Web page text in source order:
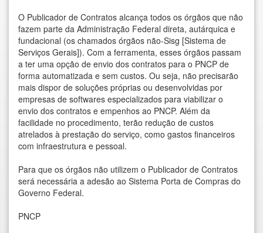
O Publicador de Contratos alcança todos os órgãos que não
fazem parte da Administração Federal direta, autárquica e
fundacional (os chamados órgãos não-Sisg [Sistema de
Serviços Gerais]). Com a ferramenta, esses órgãos passam
a ter uma opção de envio dos contratos para o PNCP de
forma automatizada e sem custos. Ou seja, não precisarão
mais dispor de soluções próprias ou desenvolvidas por
empresas de softwares especializados para viabilizar o
envio dos contratos e empenhos ao PNCP. Além da
facilidade no procedimento, terão redução de custos
atrelados à prestação do serviço, como gastos financeiros
com infraestrutura e pessoal.
Para que os órgãos não utilizem o Publicador de Contratos
será necessária a adesão ao Sistema Porta de Compras do
Governo Federal.
PNCP